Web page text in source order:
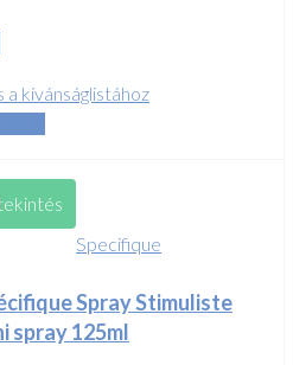
a kívánságlistához
Specifique
Spray Stimuliste
spray 125ml